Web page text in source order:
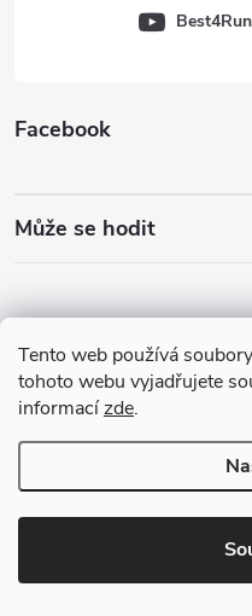
Tento web používá
tohoto webu vyjadřujete
informacízde.
Facebook
Může se hodit
Copyright 2026Best4Run